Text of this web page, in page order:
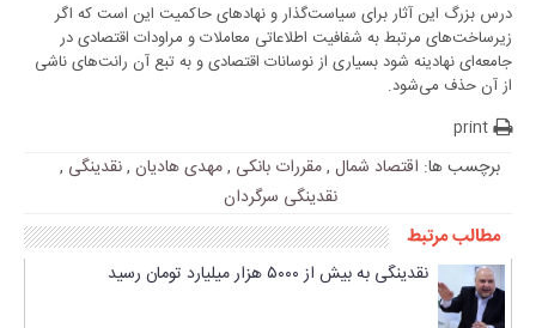
درس بزرگ این آثار برای سیاست‌گذار و نهادهای حاکمیت این است که اگر
زیرساخت‌های مرتبط به شفافیت اطلاعاتی معاملات و مراودات اقتصادی در
جامعه‌ای نهادینه شود بسیاری از نوسانات اقتصادی و به تبع آن رانت‌های ناشی
از آن حذف می‌شود.
print
برچسب ها: اقتصاد شمال ,مقررات بانکی ,مهدی هادیان ,نقدینگی ,
نقدینگی سرگردان
مطالب مرتبط
نقدینگی به بیش از ۵۰۰۰ هزار میلیارد تومان رسید